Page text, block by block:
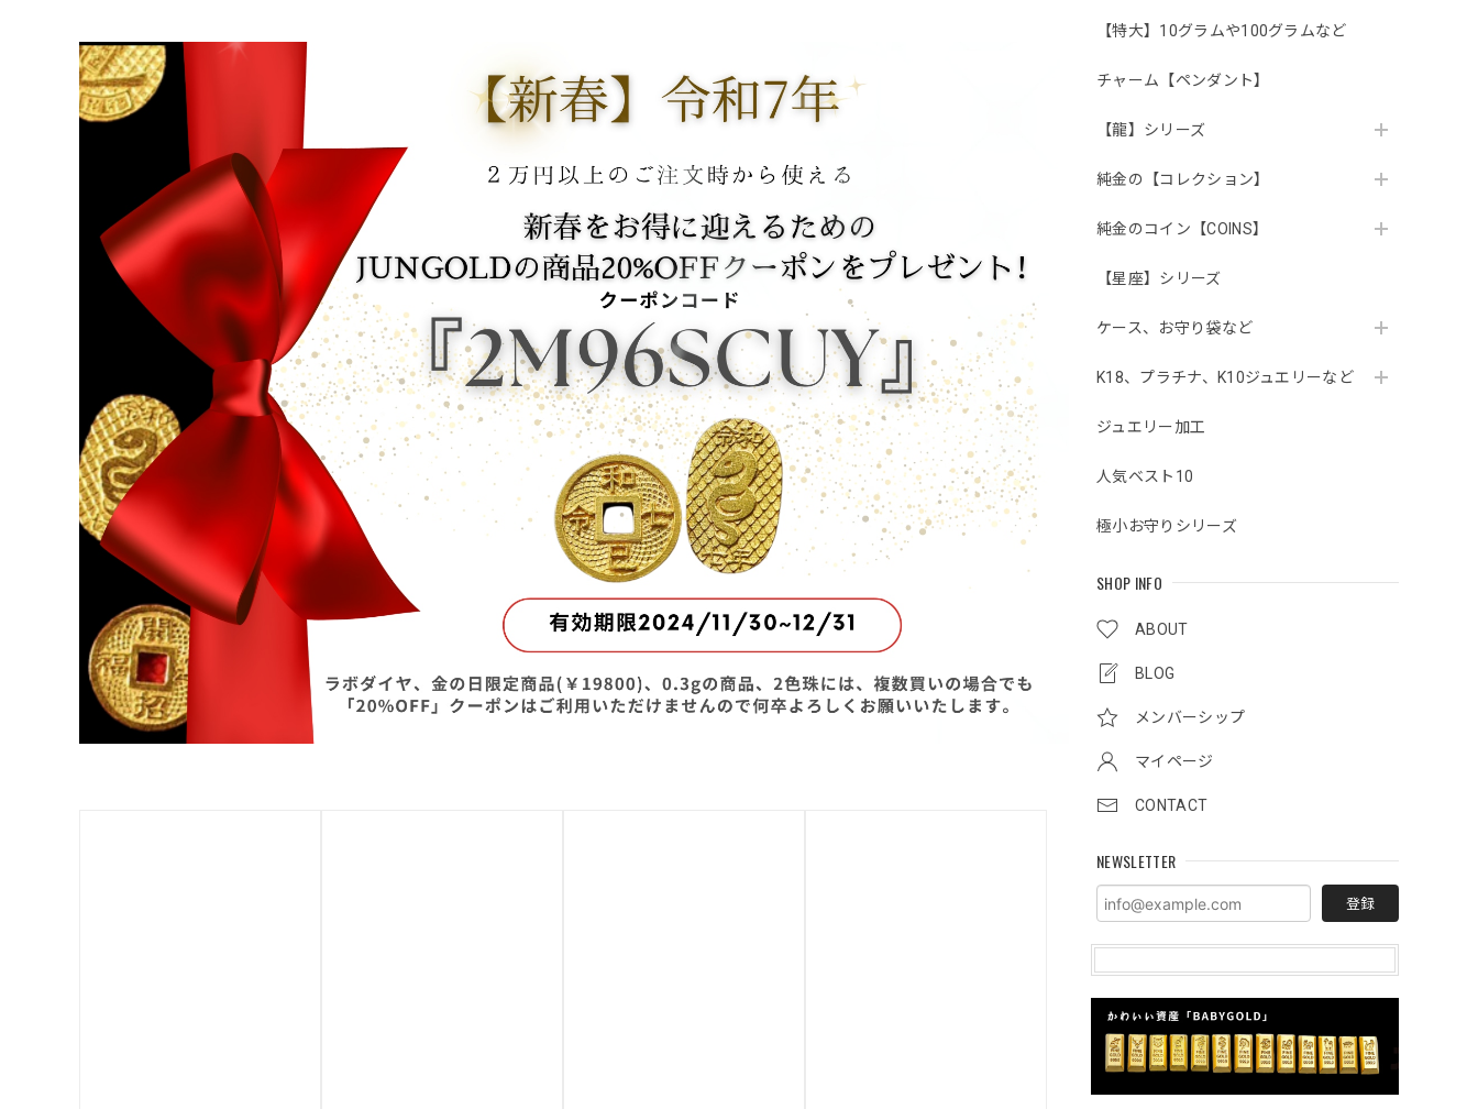
【特大】10グラムや100グラムなど
チャーム【ペンダント】
【龍】シリーズ
純金の【コレクション】
純金のコイン【COINS】
【星座】シリーズ
ケース、お守り袋など
K18、プラチナ、K10ジュエリーなど
ジュエリー加工
人気ベスト10
極小お守りシリーズ
SHOP INFO
ABOUT
BLOG
メンバーシップ
マイページ
CONTACT
NEWSLETTER
登録